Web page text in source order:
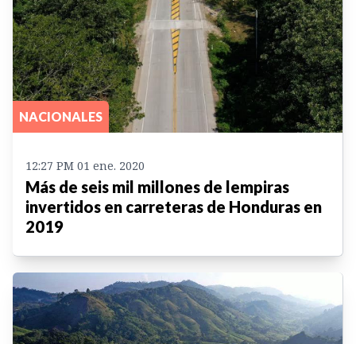
NACIONALES
12:27 PM 01 ene. 2020
Más de seis mil millones de lempiras
invertidos en carreteras de Honduras en
2019